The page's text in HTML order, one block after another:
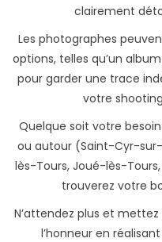
clairement
Les photographes
options, telles qu’un
pour garder une trace
votre
Quelque soit votre
ou autour (Saint-Cyr-
lès-Tours, Joué-lès-
trouverez votre
N’attendez plus et
l’honneur en